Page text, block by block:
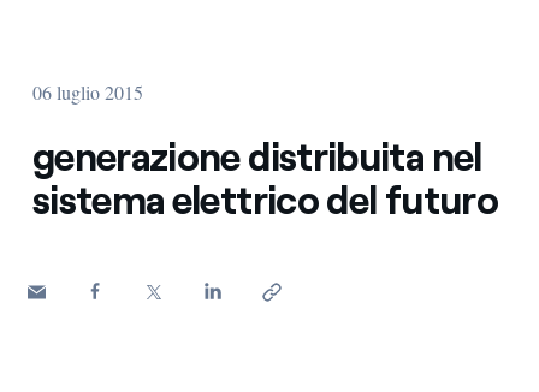
06 luglio 2015
generazione distribuita nel
sistema elettrico del futuro